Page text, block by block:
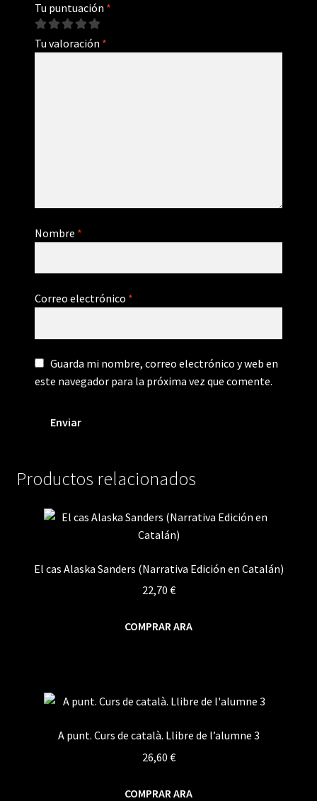
Tu puntuación *
Tu valoración *
Nombre *
Correo electrónico *
Guarda mi nombre, correo electrónico y web en
este navegador para la próxima vez que comente.
Productos relacionados
El cas Alaska Sanders (Narrativa Edición en Catalán)
22,70 €
COMPRAR ARA
A punt. Curs de català. Llibre de l’alumne 3
26,60 €
COMPRAR ARA